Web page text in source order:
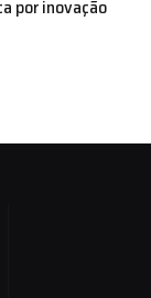
por inovação